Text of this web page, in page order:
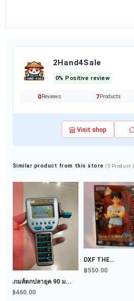
2Hand4Sale
0% Positive review
0 Reviews 7 Products
Visit shop
Similar product from this store(5 Product )
เกมส์ตกปลายุค 90 ม...
฿460.00
DXF THE
GRANDLINE...
฿550.00